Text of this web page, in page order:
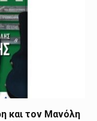
και τον Μανόλη